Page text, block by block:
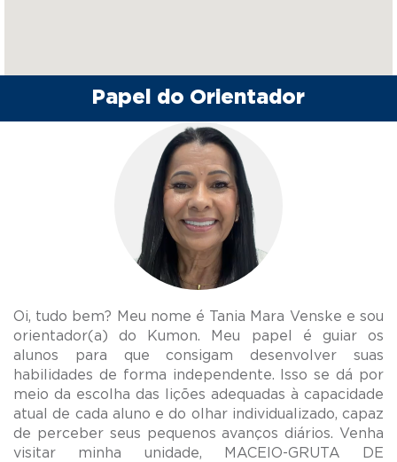
Papel do Orientador
Oi, tudo bem? Meu nome é Tania Mara Venske e sou
orientador(a) do Kumon. Meu papel é guiar os
alunos para que consigam desenvolver suas
habilidades de forma independente. Isso se dá por
meio da escolha das lições adequadas à capacidade
atual de cada aluno e do olhar individualizado, capaz
de perceber seus pequenos avanços diários. Venha
visitar minha unidade, MACEIO-GRUTA DE